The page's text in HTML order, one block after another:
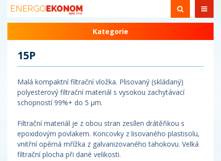
Kategorie
15P
Malá kompaktní filtrační vložka. Plisovaný (skládaný)
polyesterový filtrační materiál s vysokou zachytávací
schopností 99%+ do 5 µm.
Filtrační materiál je z obou stran zesílen drátěňkou s
epoxidovým povlakem. Koncovky z lisovaného plastisolu,
vnitřní opěrná mřížka z galvanizovaného tahokovu. Velká
filtrační plocha při dané velikosti.